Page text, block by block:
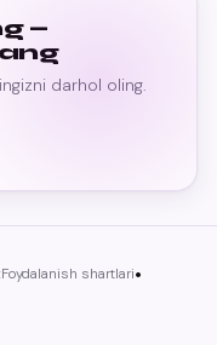
—
darhol oling.
Foydalanish shartlari•